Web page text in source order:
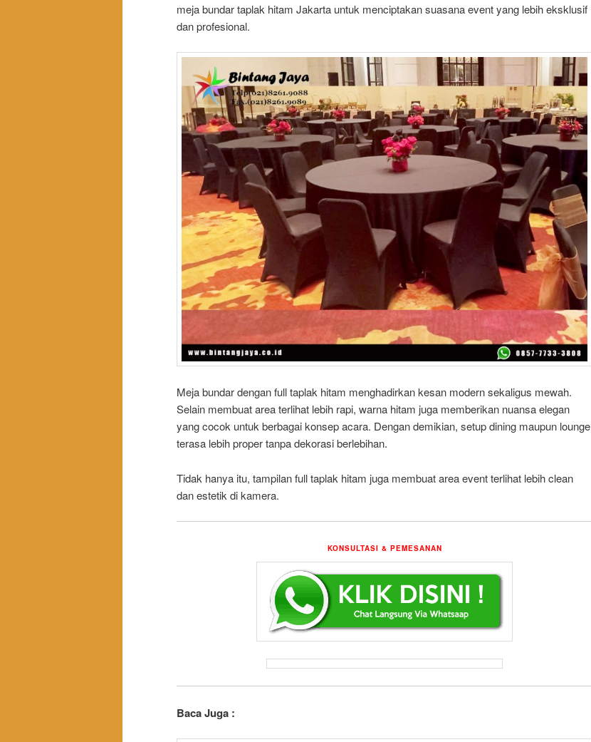
meja bundar taplak hitam Jakarta untuk menciptakan suasana event yang lebih eksklusif
dan profesional.
Meja bundar dengan full taplak hitam menghadirkan kesan modern sekaligus mewah.
Selain membuat area terlihat lebih rapi, warna hitam juga memberikan nuansa elegan
yang cocok untuk berbagai konsep acara. Dengan demikian, setup dining maupun lounge
terasa lebih proper tanpa dekorasi berlebihan.
Tidak hanya itu, tampilan full taplak hitam juga membuat area event terlihat lebih clean
dan estetik di kamera.
KONSULTASI & PEMESANAN
Baca Juga :